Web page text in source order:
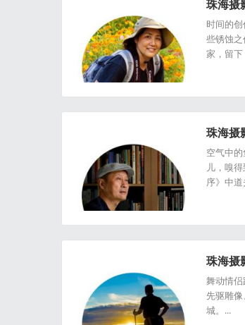
珠海摄
时间的
些锈蚀
家，留下
珠海摄
空气中
儿，嗅
序》中道
珠海摄
舞动情
先驱雕
城。...